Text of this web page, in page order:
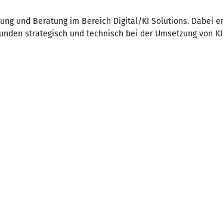
und Beratung im Bereich Digital/KI Solutions. Dabei
strategisch und technisch bei der Umsetzung von